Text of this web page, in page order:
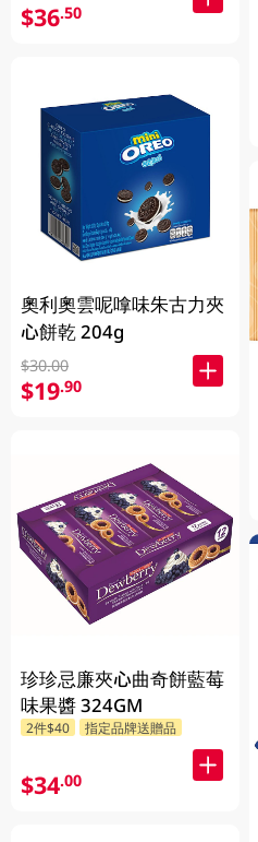
$36.50
奧利奧雲呢嗱味朱古力夾
心餅乾 204g
$30.00
$19.90
珍珍忌廉夾心曲奇餅藍莓
味果醬 324GM
2件$40 指定品牌送贈品
$34.00